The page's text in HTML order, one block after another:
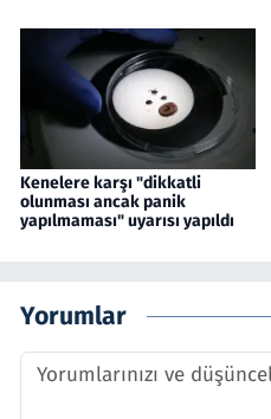
Kenelere karşı "dikkatli
olunması ancak panik
yapılmaması" uyarısı yapıldı
Yorumlar